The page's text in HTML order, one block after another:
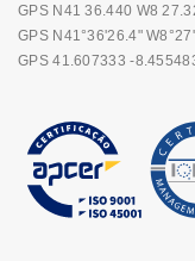
GPS N41 36.440 W8
GPS N41°36'26.4"
GPS 41.607333 -